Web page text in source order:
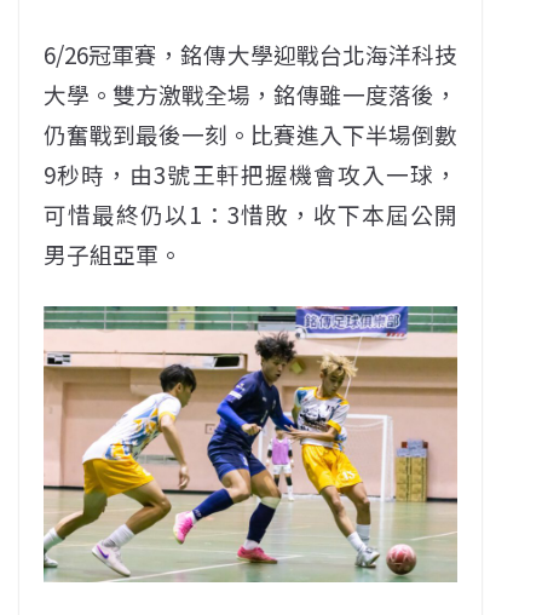
6/26冠軍賽，銘傳大學迎戰台北海洋科技
大學。雙方激戰全場，銘傳雖一度落後，
仍奮戰到最後一刻。比賽進入下半場倒數
9秒時，由3號王軒把握機會攻入一球，
可惜最終仍以1：3惜敗，收下本屆公開
男子組亞軍。